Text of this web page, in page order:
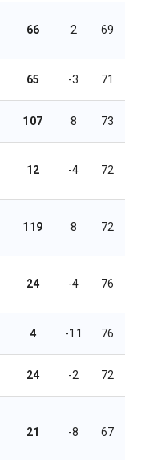
66 2 69
65 -3 71
107 8 73
12 -4 72
119 8 72
24 -4 76
4 -11 76
24 -2 72
21 -8 67